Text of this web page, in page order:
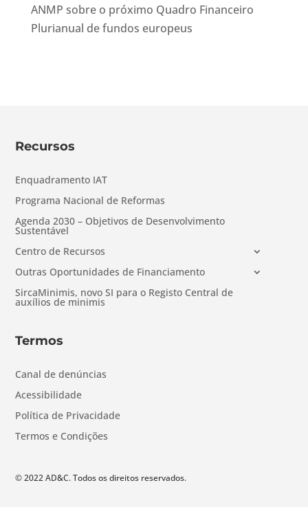
ANMP sobre o próximo Quadro Financeiro
Plurianual de fundos europeus
Recursos
Enquadramento IAT
Programa Nacional de Reformas
Agenda 2030 – Objetivos de Desenvolvimento
Sustentável
Centro de Recursos
Outras Oportunidades de Financiamento
SircaMinimis, novo SI para o Registo Central de
auxílios de minimis
Termos
Canal de denúncias
Acessibilidade
Política de Privacidade
Termos e Condições
© 2022 AD&C. Todos os direitos reservados.